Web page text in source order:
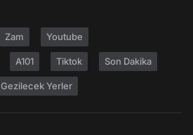
Zam Youtube
A101 Tiktok Son Dakika
Gezilecek Yerler